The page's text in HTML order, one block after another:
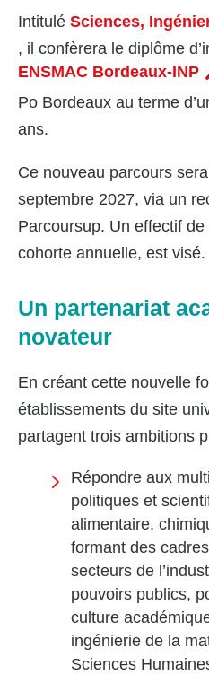
IntituléSciences,
, il confèrera le diplôme
ENSMAC Bordeaux-INP
Po Bordeaux au terme
ans.
Ce nouveau parcours
septembre 2027, via un
Parcoursup. Un effectif
cohorte annuelle, est visé.
Un partenariat
novateur
En créant cette nouvelle
établissements du site
partagent trois ambitions
Répondre aux
politiques et
alimentaire,
formant des
secteurs de
pouvoirs publics,
culture
ingénierie de la
Sciences